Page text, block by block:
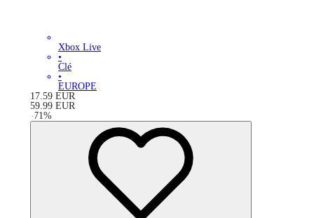
Xbox Live
•
Clé
•
EUROPE
17.59 EUR
59.99 EUR
-71 %